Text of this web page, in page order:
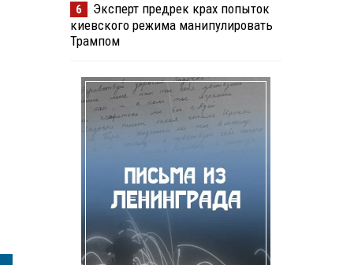
6
Эксперт предрек крах попыток
киевского режима манипулировать
Трампом